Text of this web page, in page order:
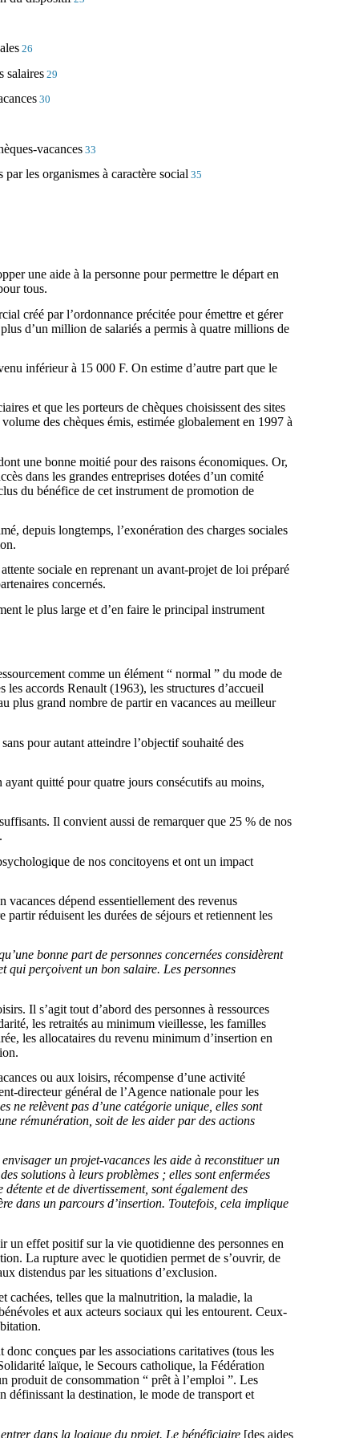
26
salaires29
30
vacances33
les organismes à caractère social35
une aide à la personne pour permettre le départ en
tous.
créé par l’ordonnance précitée pour émettre et gérer
d’un million de salariés a permis à quatre millions de
inférieur à 15 000 F. On estime d’autre part que le
et que les porteurs de chèques choisissent des sites
des chèques émis, estimée globalement en 1997 à
une bonne moitié pour des raisons économiques. Or,
dans les grandes entreprises dotées d’un comité
du bénéfice de cet instrument de promotion de
depuis longtemps, l’exonération des charges sociales
sociale en reprenant un avant-projet de loi préparé
concernés.
le plus large et d’en faire le principal instrument
comme un élément “ normal ” du mode de
les accords Renault (1963), les structures d’accueil
plus grand nombre de partir en vacances au meilleur
pour autant atteindre l’objectif souhaité des
quitté pour quatre jours consécutifs au moins,
Il convient aussi de remarquer que 25 % de nos
de nos concitoyens et ont un impact
dépend essentiellement des revenus
réduisent les durées de séjours et retiennent les
bonne part de personnes concernées considèrent
qui perçoivent un bon salaire. Les personnes
Il s’agit tout d’abord des personnes à ressources
les retraités au minimum vieillesse, les familles
les allocataires du revenu minimum d’insertion en
ou aux loisirs, récompense d’une activité
directeur général de l’Agence nationale pour les
ne relèvent pas d’une catégorie unique, elles sont
rémunération, soit de les aider par des actions
un projet-vacances les aide à reconstituer un
solutions à leurs problèmes ; elles sont enfermées
et de divertissement, sont également des
dans un parcours d’insertion. Toutefois, cela implique
un effet positif sur la vie quotidienne des personnes en
La rupture avec le quotidien permet de s’ouvrir, de
distendus par les situations d’exclusion.
cachées, telles que la malnutrition, la maladie, la
et aux acteurs sociaux qui les entourent. Ceux-
conçues par les associations caritatives (tous les
laïque, le Secours catholique, la Fédération
produit de consommation “ prêt à l’emploi ”. Les
définissant la destination, le mode de transport et
dans la logique du projet. Le bénéficiaire[des aides